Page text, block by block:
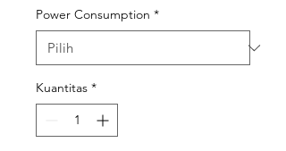
Power Consumption *
Kuantitas *